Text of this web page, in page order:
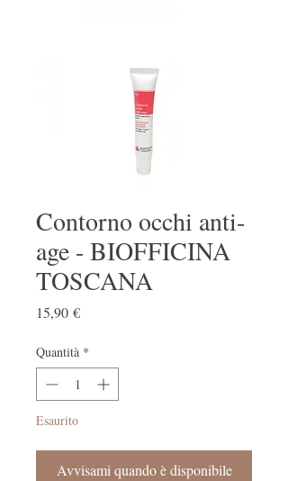
Contorno occhi anti-
age - BIOFFICINA
TOSCANA
15,90 €Prezzo
Quantità *
Esaurito
Avvisami quando è disponibile